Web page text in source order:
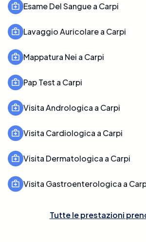
Esame Del Sangue a Carpi
Lavaggio Auricolare a Carpi
Mappatura Nei a Carpi
Pap Test a Carpi
Visita Andrologica a Carpi
Visita Cardiologica a Carpi
Visita Dermatologica a Carpi
Visita Gastroenterologica a
Tutte le prestazioni